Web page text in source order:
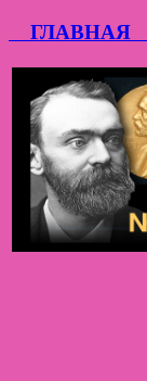
ГЛАВНАЯ